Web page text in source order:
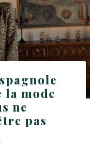
la mode
ne
pas